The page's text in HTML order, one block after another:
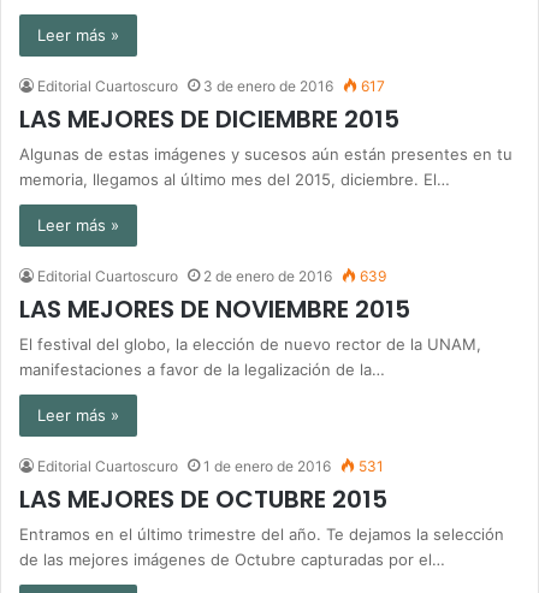
Leer más »
Editorial Cuartoscuro 3 de enero de 2016 617
LAS MEJORES DE DICIEMBRE 2015
Algunas de estas imágenes y sucesos aún están presentes en tu
memoria, llegamos al último mes del 2015, diciembre. El…
Leer más »
Editorial Cuartoscuro 2 de enero de 2016 639
LAS MEJORES DE NOVIEMBRE 2015
El festival del globo, la elección de nuevo rector de la UNAM,
manifestaciones a favor de la legalización de la…
Leer más »
Editorial Cuartoscuro 1 de enero de 2016 531
LAS MEJORES DE OCTUBRE 2015
Entramos en el último trimestre del año. Te dejamos la selección
de las mejores imágenes de Octubre capturadas por el…